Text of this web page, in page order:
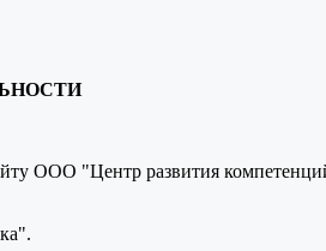
ООО "Центр развития